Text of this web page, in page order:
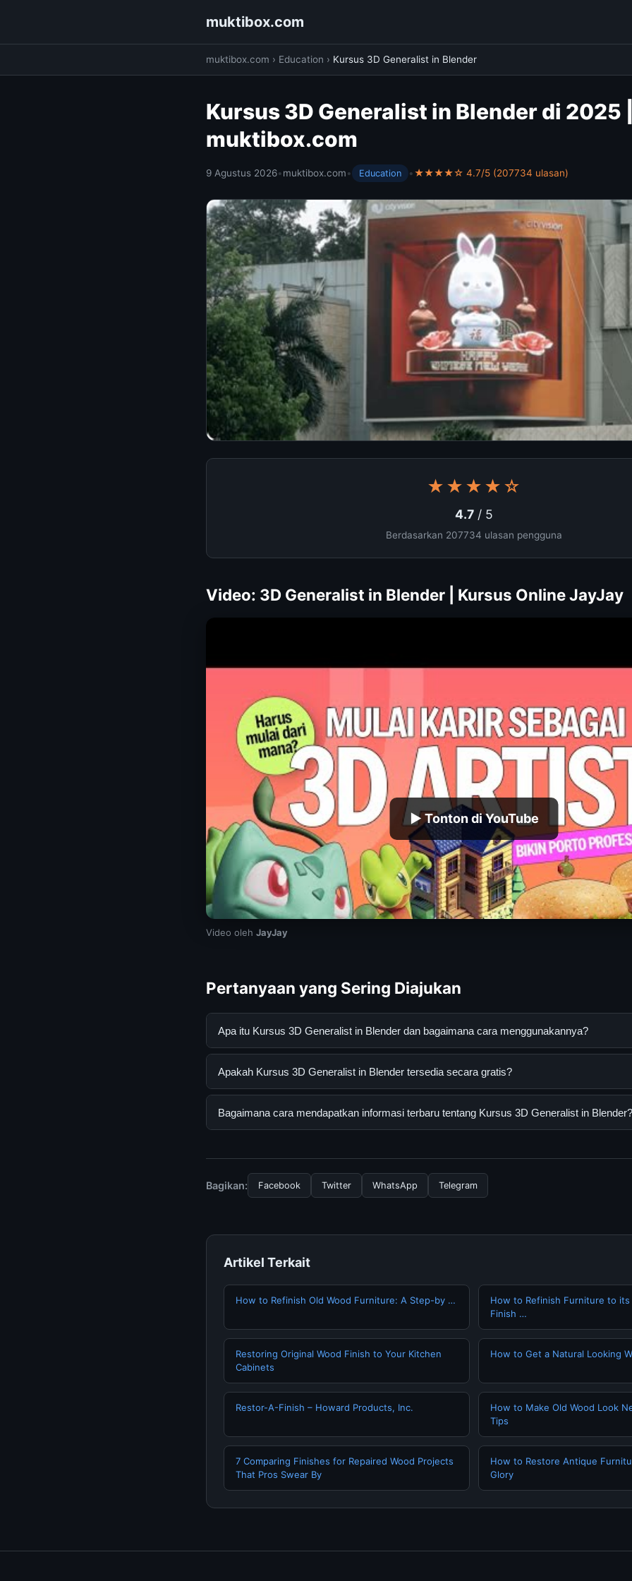
muktibox.com
muktibox.com › Education › Kursus 3D Generalist in Blender
Kursus 3D Generalist in Blender di 2025
muktibox.com
9 Agustus 2026•muktibox.com• Education •★★★★☆ 4.7/5 (207734 ulasan)
★★★★☆
4.7 / 5
Berdasarkan 207734 ulasan pengguna
Video: 3D Generalist in Blender | Kursus Online JayJay
▶ Tonton di YouTube
Video oleh JayJay
Pertanyaan yang Sering Diajukan
Apa itu Kursus 3D Generalist in Blender dan bagaimana cara menggunakannya?
Kursus 3D Generalist in Blender adalah layanan digital yang dirancang untuk membantu
resmi dan mengikuti panduan yang tersedia.
Apakah Kursus 3D Generalist in Blender tersedia secara gratis?
Ya, Kursus 3D Generalist in Blender dapat diakses secara gratis oleh semua pengguna.
Bagaimana cara mendapatkan informasi terbaru tentang Kursus 3D Generalist in Blender?
terpercaya.
Bagikan: Facebook Twitter WhatsApp Telegram
Artikel Terkait
How to Refinish Old Wood Furniture: A Step-by …
How to Refinish Furniture to its
Finish …
Restoring Original Wood Finish to Your Kitchen
Cabinets
How to Get a Natural Looking
Restor-A-Finish – Howard Products, Inc.
How to Make Old Wood Look
Tips
7 Comparing Finishes for Repaired Wood Projects
That Pros Swear By
How to Restore Antique
Glory